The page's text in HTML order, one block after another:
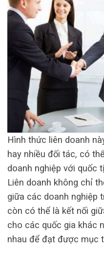
Hình thức liên doanh
hay nhiều đối tác, có
doanh nghiệp với quốc
Liên doanh không chỉ
giữa các doanh nghiệp
còn có thể là kết nối
cho các quốc gia khác
nhau để đạt được mục